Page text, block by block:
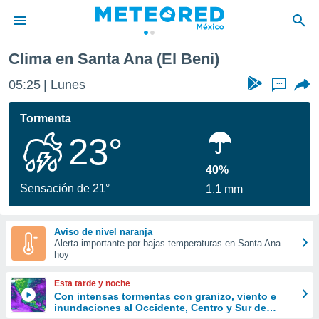
de
ha sido
para
que se
calidad.
a este
las
y
forma
digital
basada
Clima en Santa Ana (El Beni)
05:25 Lunes ...
Tormenta
23°
Sensación de 21°
40%
1.1 mm
Aviso de nivel naranja
Alerta importante por bajas temperaturas en Santa Ana
hoy
Esta tarde y noche
Con intensas tormentas con granizo, viento e
inundaciones al Occidente, Centro y Sur de